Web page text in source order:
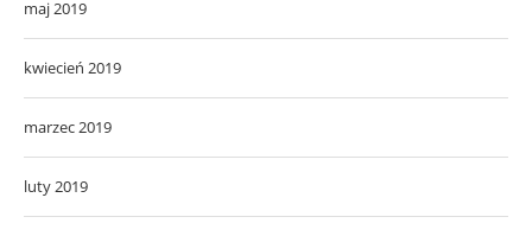
maj 2019
kwiecień 2019
marzec 2019
luty 2019